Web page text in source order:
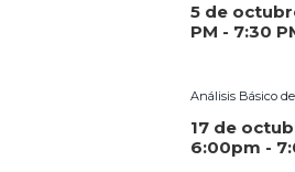
5 de
PM - 7:30
Análisis Básico
17 de
6:00pm -